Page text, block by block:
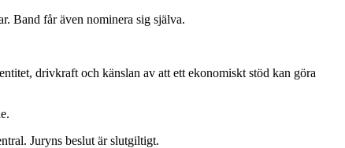
Band får även nominera sig själva.
drivkraft och känslan av att ett ekonomiskt stöd kan göra
Juryns beslut är slutgiltigt.